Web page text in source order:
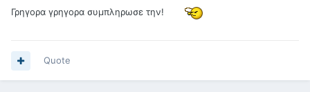
Γρηγορα γρηγορα συμπληρωσε την!
Quote